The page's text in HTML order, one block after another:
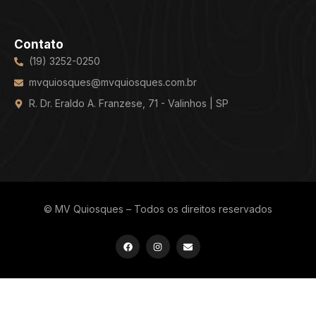
Contato
(19) 3252-0250
mvquiosques@mvquiosques.com.br
R. Dr. Eraldo A. Franzese, 71 - Valinhos | SP
© MV Quiosques – Todos os direitos reservados